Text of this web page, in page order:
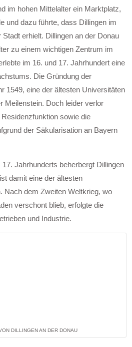
im hohen Mittelalter ein Marktplatz,
und dazu führte, dass Dillingen im
erhielt. Dillingen an der Donau
zu einem wichtigen Zentrum im
im 16. und 17. Jahrhundert eine
Die Gründung der
1549, eine der ältesten Universitäten
Meilenstein. Doch leider verlor
sowie die
der Säkularisation an Bayern
Jahrhunderts beherbergt Dillingen
damit eine der ältesten
Nach dem Zweiten Weltkrieg, wo
verschont blieb, erfolgte die
und Industrie.
DILLINGEN AN DER DONAU